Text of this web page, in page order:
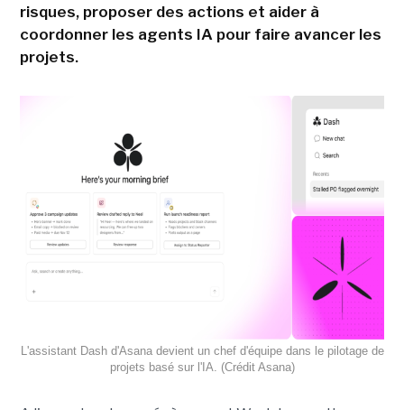
risques, proposer des actions et aider à
coordonner les agents IA pour faire avancer les
projets.
L'assistant Dash d'Asana devient un chef d'équipe dans le pilotage de
projets basé sur l'IA. (Crédit Asana)